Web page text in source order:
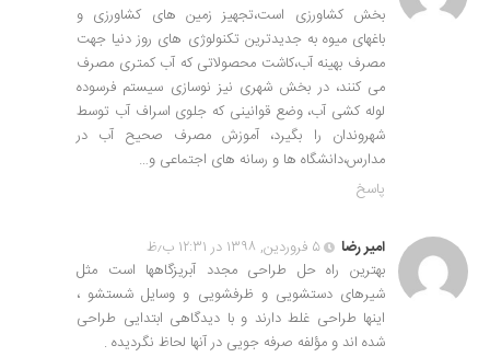
بخش کشاورزی است،تجهیز زمین های کشاورزی و
باغهای میوه به جدیدترین تکنولوژی های روز دنیا جهت
مصرف بهینه آب،کاشت محصولاتی که آب کمتری مصرف
می کنند، در بخش شهری نیز نوسازی سیستم فرسوده
لوله کشی آب، وضع قوانینی که جلوی اسراف آب توسط
شهروندان را بگیرد، آموزش مصرف صحیح آب در
مدارس،دانشگاه ها و رسانه های اجتماعی و…
پاسخ
امیر رضا
۵ فروردین, ۱۳۹۸ در ۱۲:۳۱ ب٫ظ
بهترین راه حل طراحی مجدد آبریزگاهها است مثل
شیرهای دستشویی و ظرفشویی و وسایل شستشو ،
اینها طراحی غلط دارند و با دیدگاهی ابتدایی طراحی
شده اند و مؤلفه صرفه جویی در آنها لحاظ نگردیده .